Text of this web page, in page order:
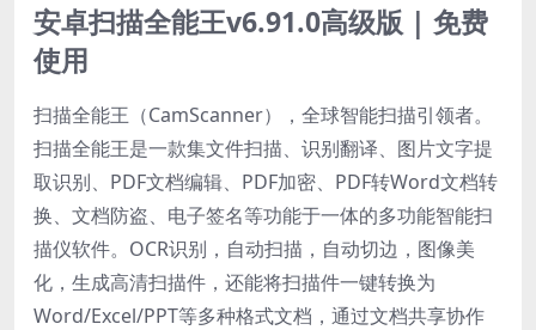
安卓扫描全能王v6.91.0高级版 | 免费
使用
扫描全能王（CamScanner），全球智能扫描引领者。
扫描全能王是一款集文件扫描、识别翻译、图片文字提
取识别、PDF文档编辑、PDF加密、PDF转Word文档转
换、文档防盗、电子签名等功能于一体的多功能智能扫
描仪软件。OCR识别，自动扫描，自动切边，图像美
化，生成高清扫描件，还能将扫描件一键转换为
Word/Excel/PPT等多种格式文档，通过文档共享协作